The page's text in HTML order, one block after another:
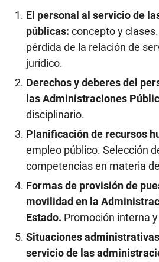
El personal al servicio de
públicas: concepto y
pérdida de la relación de
jurídico.
Derechos y deberes del
las Administraciones
disciplinario.
Planificación de recursos
empleo público. Selección
competencias en materia
Formas de provisión de
movilidad en la
Estado. Promoción interna
Situaciones
servicio de las